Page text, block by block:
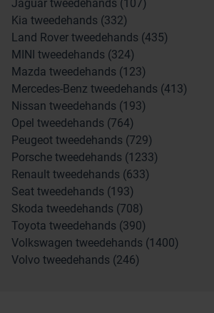
Jaguar tweedehands (107)
Kia tweedehands (332)
Land Rover tweedehands (435)
MINI tweedehands (324)
Mazda tweedehands (123)
Mercedes-Benz tweedehands (413)
Nissan tweedehands (193)
Opel tweedehands (764)
Peugeot tweedehands (729)
Porsche tweedehands (1233)
Renault tweedehands (633)
Seat tweedehands (193)
Skoda tweedehands (708)
Toyota tweedehands (390)
Volkswagen tweedehands (1400)
Volvo tweedehands (246)